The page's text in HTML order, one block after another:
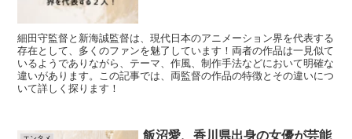
細田守監督と新海誠監督は、現代日本のアニメーション界を代表する
存在として、多くのファンを魅了しています！両者の作品は一見似て
いるようでありながら、テーマ、作風、制作手法などにおいて明確な
違いがあります。この記事では、両監督の作品の特徴とその違いにつ
いて詳しく探ります！
飯沼愛、香川県出身の女優が芸能